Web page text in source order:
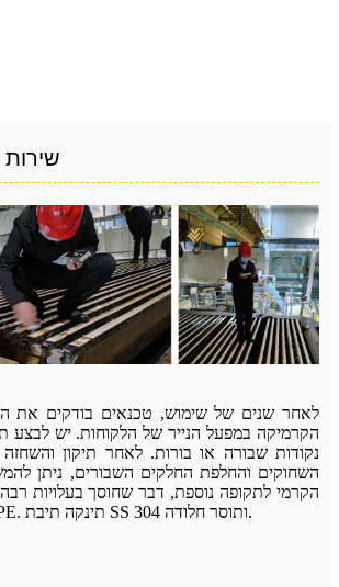
לאחר שנים של שימוש, טכנאים בודקים את
הקרמיקה במפעל הנייר של הלקוחות. יש לבצע
נקודות שבורה או בורות. לאחר תיקון
השחוקים והחלפת החלקים השבורים, ניתן
הקרמי לתקופה נוספת, דבר שחוסך בעלויות
תכופה של להב HDPE. תינקה תיבת SS 304 ותוסר חלודה.